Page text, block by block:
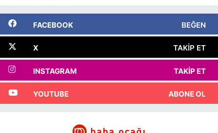
FACEBOOK BEĞEN
X TAKIP ET
INSTAGRAM TAKIP ET
YOUTUBE ABONE OL